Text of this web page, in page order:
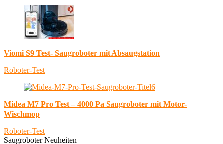
Viomi S9 Test- Saugroboter mit Absaugstation
Roboter-Test
Midea M7 Pro Test – 4000 Pa Saugroboter mit Motor-
Wischmop
Roboter-Test
Saugroboter Neuheiten